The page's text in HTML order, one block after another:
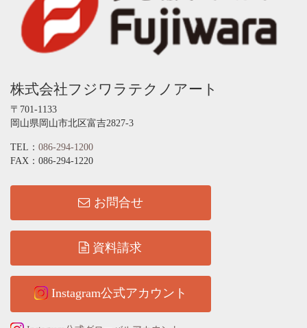
株式会社フジワラテクノアート
〒701-1133
岡山県岡山市北区富吉2827-3
TEL： 086-294-1200
FAX：086-294-1220
お問合せ
資料請求
Instagram公式アカウント